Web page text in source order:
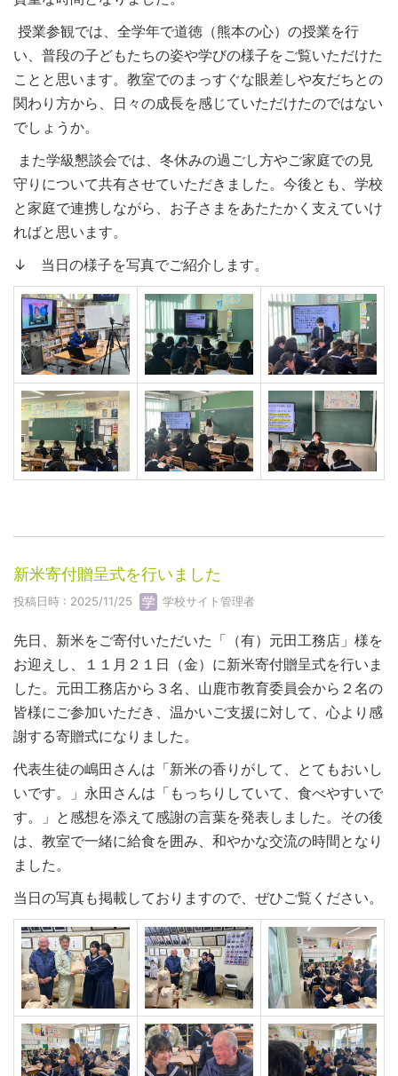
授業参観では、全学年で道徳（熊本の心）の授業を行
い、普段の子どもたちの姿や学びの様子をご覧いただけた
ことと思います。教室でのまっすぐな眼差しや友だちとの
関わり方から、日々の成長を感じていただけたのではない
でしょうか。
また学級懇談会では、冬休みの過ごし方やご家庭での見
守りについて共有させていただきました。今後とも、学校
と家庭で連携しながら、お子さまをあたたかく支えていけ
ればと思います。
↓ 当日の様子を写真でご紹介します。
新米寄付贈呈式を行いました
投稿日時 : 2025/11/25 学校サイト管理者
先日、新米をご寄付いただいた「（有）元田工務店」様を
お迎えし、１１月２１日（金）に新米寄付贈呈式を行いま
した。元田工務店から３名、山鹿市教育委員会から２名の
皆様にご参加いただき、温かいご支援に対して、心より感
謝する寄贈式になりました。
代表生徒の嶋田さんは「新米の香りがして、とてもおいし
いです。」永田さんは「もっちりしていて、食べやすいで
す。」と感想を添えて感謝の言葉を発表しました。その後
は、教室で一緒に給食を囲み、和やかな交流の時間となり
ました。
当日の写真も掲載しておりますので、ぜひご覧ください。